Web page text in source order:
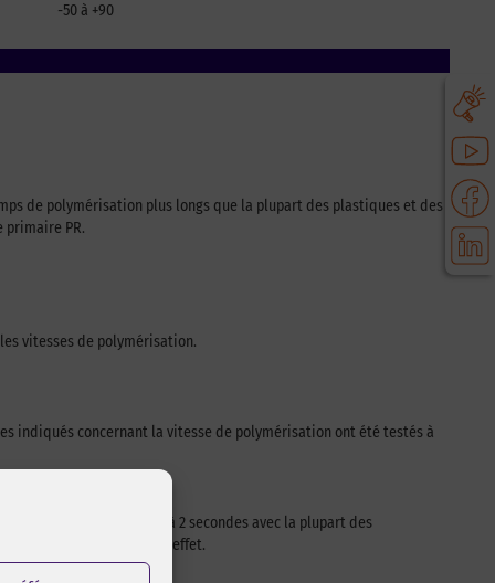
-50 à +90
de polymérisation plus longs que la plupart des plastiques et des
PR.
vitesses de polymérisation.
indiqués concernant la vitesse de polymérisation ont été testés à
inférieures à 2 secondes avec la plupart des
pièces pour mesurer cet effet.